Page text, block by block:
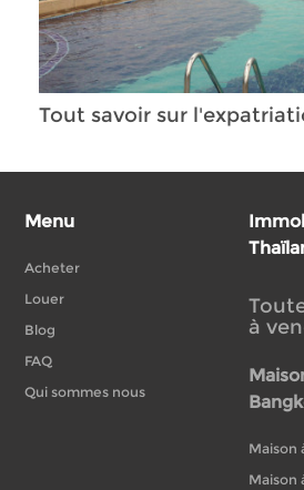
Menu
Acheter
Louer
Blog
FAQ
Qui sommes nous
à
Maison
Maison